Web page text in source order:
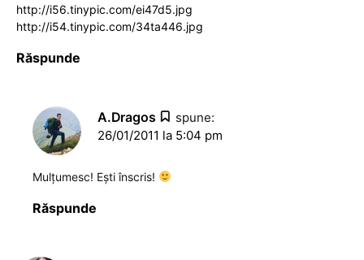
http://i56.tinypic.com/ei47d5.jpg
http://i54.tinypic.com/34ta446.jpg
Răspunde
A.Dragos
spune:
26/01/2011 la 5:04 pm
Mulţumesc! Eşti înscris!
Răspunde